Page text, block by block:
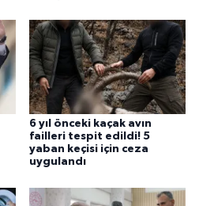
6 yıl önceki kaçak avın
failleri tespit edildi! 5
yaban keçisi için ceza
uygulandı